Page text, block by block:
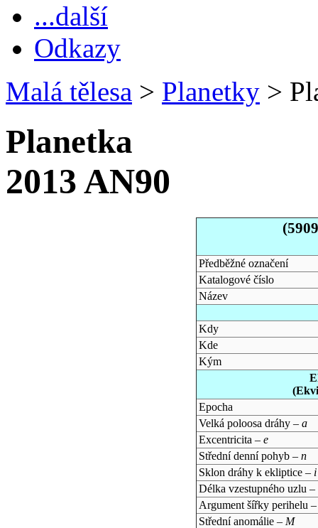
...další
Odkazy
Malá tělesa > Planetky >
Planetka
2013 AN90
Předběžné označení
Katalogové číslo
Název
Kdy
Kde
Kým
Epocha
Velká poloosa dráhy – a
Excentricita – e
Střední denní pohyb – n
Sklon dráhy k ekliptice – i
Délka vzestupného uzlu –
Argument šířky perihelu
Střední anomálie – M